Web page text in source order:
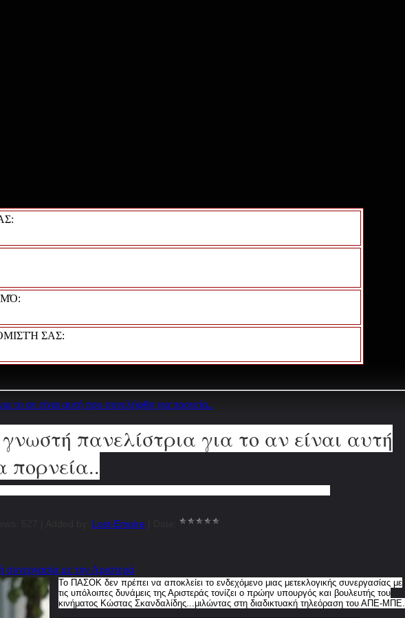
ΣΑΣ:
το αν είναι αυτή που συνελήφθη για πoρνεία..
πανελίστρια για το αν είναι αυτή
πoρνεία..
Lost-Empire
συνεργασία με την Αριστερά
Το ΠΑΣΟΚ δεν πρέπει να αποκλείει το ενδεχόμενο μιας μετεκλογικής συνεργασίας με
τις υπόλοιπες δυνάμεις της Αριστεράς τονίζει ο πρώην υπουργός και βουλευτής του
κινήματος Κώστας Σκανδαλίδης...μιλώντας στη διαδικτυακή τηλεόραση του ΑΠΕ-ΜΠΕ.